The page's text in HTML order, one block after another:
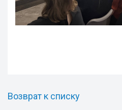
Возврат к списку